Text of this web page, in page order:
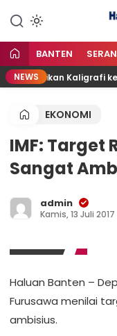
konten
BANTEN
NEWS Kaligrafi ke
EKONOMI
IMF: Target
Sangat
admin
Kamis, 13 Juli
Haluan Banten –
Furusawa menilai
ambisius.